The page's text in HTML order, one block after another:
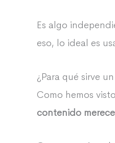
Es algo
eso, lo ideal es
¿Para qué sirve
Como hemos
contenido